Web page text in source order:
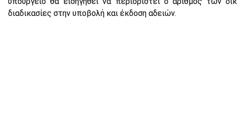
διαδικασίες στην υποβολή και έκδοση αδειών.